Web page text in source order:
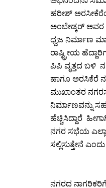
ಹರೀಶ್
ಅಂಬೇಡ್ಕರ್ ಅವರ
ಧ್ವಜ ನಿರ್ಮಾಣ
ರಾಷ್ಟ್ರೀಯ
ಪಿಪಿ ವೃತ್ತದ ಬಳಿ
ಹಾಗೂ ಅರಸಿಕೆರೆ
ಮುಖಾಂತರ
ನಿರ್ಮಾಣವನ್ನು
ಹೆಚ್ಚಿಸಿದ್ದಾರೆ
ನಗರ ಸಭೆಯ
ಸಲ್ಲಿಸುತ್ತೇನೆ
ನಗರದ